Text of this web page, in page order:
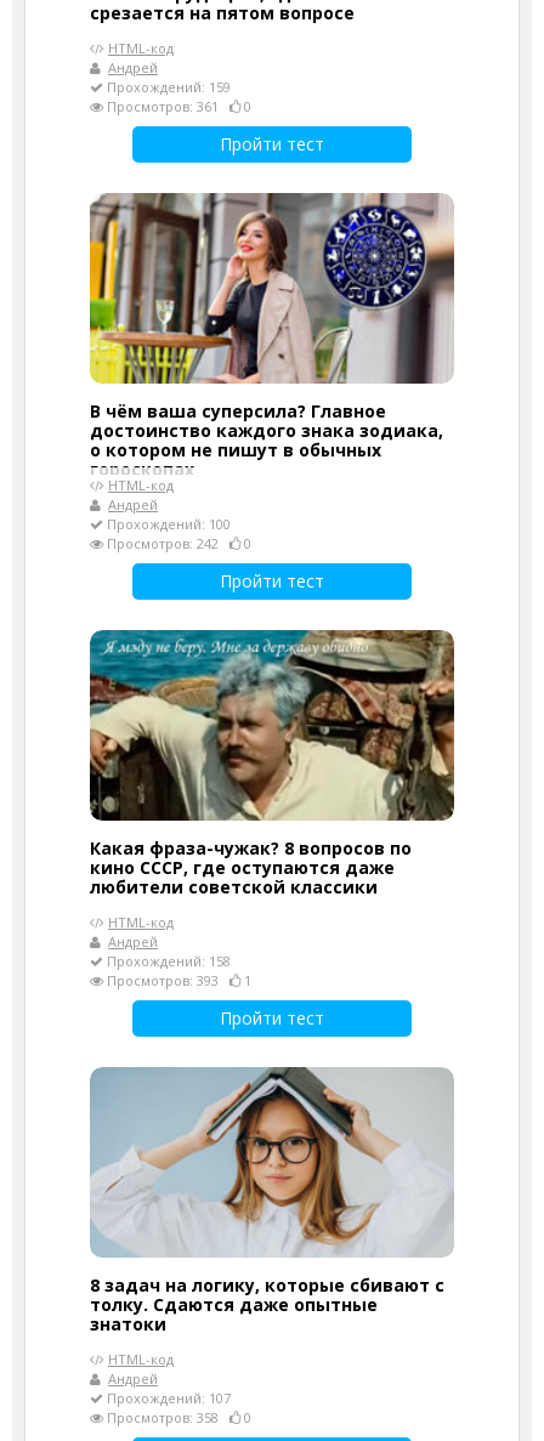
срезается на пятом вопросе
HTML-код
Андрей
Прохождений: 159
Просмотров: 361
0
Пройти тест
В чём ваша суперсила? Главное
достоинство каждого знака зодиака,
о котором не пишут в обычных
гороскопах
HTML-код
Андрей
Прохождений: 100
Просмотров: 242
0
Пройти тест
Какая фраза-чужак? 8 вопросов по
кино СССР, где оступаются даже
любители советской классики
HTML-код
Андрей
Прохождений: 158
Просмотров: 393
1
Пройти тест
8 задач на логику, которые сбивают с
толку. Сдаются даже опытные
знатоки
HTML-код
Андрей
Прохождений: 107
Просмотров: 358
0